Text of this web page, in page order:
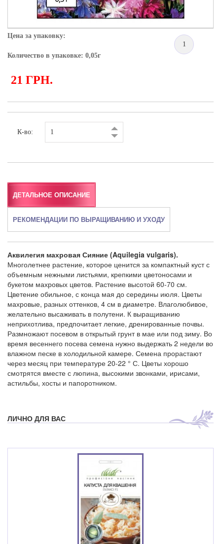
Цена за упаковку:
Количество в упаковке: 0,05г
1
21 ГРН.
К-во:
ДЕТАЛЬНОЕ ОПИСАНИЕ
РЕКОМЕНДАЦИИ ПО ВЫРАЩИВАНИЮ И УХОДУ
Аквилегия махровая Сияние (Aquilegia vulgaris).
Многолетнее растение, которое ценится за компактный куст с
объемным нежными листьями, крепкими цветоносами и
букетом махровых цветов. Растение высотой 60-70 см.
Цветение обильное, с конца мая до середины июля. Цветы
махровые, разных оттенков, 4 см в диаметре. Влаголюбивое,
желательно высаживать в полутени. К выращиванию
неприхотлива, предпочитает легкие, дренированные почвы.
Размножают посевом в открытый грунт в мае или под зиму. Во
время весеннего посева семена нужно выдержать 2 недели во
влажном песке в холодильной камере. Семена прорастают
через месяц при температуре 20-22 ° С. Цветы хорошо
смотрятся вместе с люпина, высокими звонками, ирисами,
астильбы, хосты и папоротником.
ЛИЧНО ДЛЯ ВАС